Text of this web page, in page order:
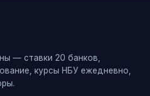
— ставки 20 банков,
курсы НБУ ежедневно,